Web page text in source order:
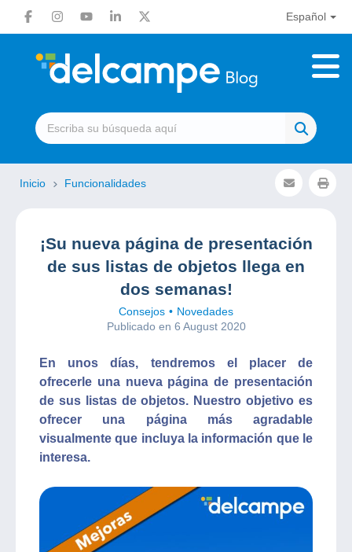
Español
Inicio Funcionalidades
¡Su nueva página de presentación
de sus listas de objetos llega en
dos semanas!
Consejos
Novedades
Publicado en 6 August 2020
En unos días, tendremos el placer de
ofrecerle una nueva página de presentación
de sus listas de objetos. Nuestro objetivo es
ofrecer una página más agradable
visualmente que incluya la información que le
interesa.